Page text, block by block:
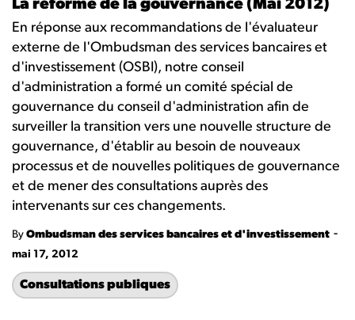
La réforme de la gouvernance (Mai 2012)
En réponse aux recommandations de l'évaluateur
externe de l'Ombudsman des services bancaires et
d'investissement (OSBI), notre conseil
d'administration a formé un comité spécial de
gouvernance du conseil d'administration afin de
surveiller la transition vers une nouvelle structure de
gouvernance, d'établir au besoin de nouveaux
processus et de nouvelles politiques de gouvernance
et de mener des consultations auprès des
intervenants sur ces changements.
By Ombudsman des services bancaires et d'investissement -
mai 17, 2012
Consultations publiques